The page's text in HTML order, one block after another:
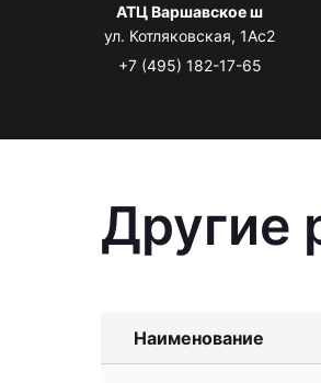
АТЦ Варшавское ш
ул. Котляковская, 1Ас2
+7 (495) 182-17-65
Другие
Наименование